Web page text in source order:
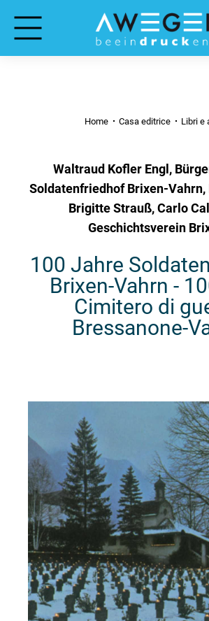
Home Casa editrice Libri e
Waltraud Kofler Engl,
Soldatenfriedhof Brixen-Vahrn,
Brigitte Strauß, Carlo
Geschichtsverein
100 Jahre
Brixen-Vahrn -
Cimitero di
Bressanone-